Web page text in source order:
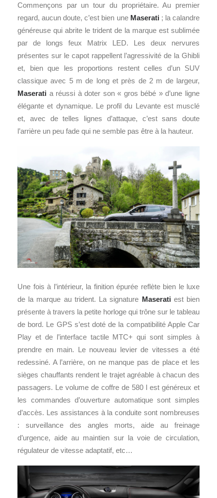
Commençons par un tour du propriétaire. Au premier
regard, aucun doute, c’est bien une Maserati ; la calandre
généreuse qui abrite le trident de la marque est sublimée
par de longs feux Matrix LED. Les deux nervures
présentes sur le capot rappellent l’agressivité de la Ghibli
et, bien que les proportions restent celles d’un SUV
classique avec 5 m de long et près de 2 m de largeur,
Maserati a réussi à doter son « gros bébé » d’une ligne
élégante et dynamique. Le profil du Levante est musclé
et, avec de telles lignes d’attaque, c’est sans doute
l’arrière un peu fade qui ne semble pas être à la hauteur.
Une fois à l’intérieur, la finition épurée reflète bien le luxe
de la marque au trident. La signature Maserati est bien
présente à travers la petite horloge qui trône sur le tableau
de bord. Le GPS s’est doté de la compatibilité Apple Car
Play et de l’interface tactile MTC+ qui sont simples à
prendre en main. Le nouveau levier de vitesses a été
redessiné. A l’arrière, on ne manque pas de place et les
sièges chauffants rendent le trajet agréable à chacun des
passagers. Le volume de coffre de 580 l est généreux et
les commandes d’ouverture automatique sont simples
d’accès. Les assistances à la conduite sont nombreuses
: surveillance des angles morts, aide au freinage
d’urgence, aide au maintien sur la voie de circulation,
régulateur de vitesse adaptatif, etc…